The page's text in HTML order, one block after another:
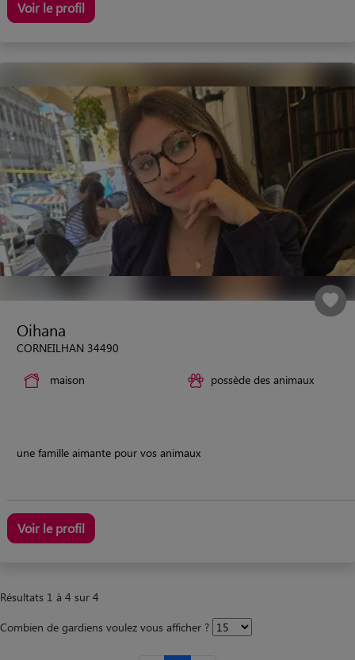
Voir le profil
Oihana
CORNEILHAN 34490
maison possède des animaux
une famille aimante pour vos animaux
Voir le profil
Résultats 1 à 4 sur 4
Combien de gardiens voulez vous afficher ?